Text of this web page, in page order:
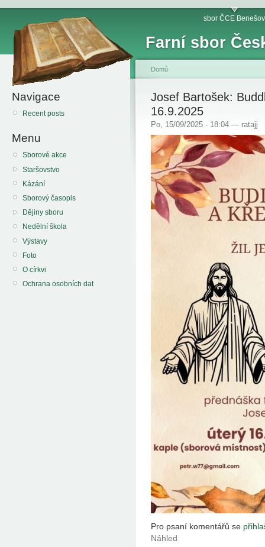
Farní sbor
sbor ČCE Benešov
Navigace
Recent posts
Menu
Sborové akce
Staršovstvo
Kázání
Sborový časopis
Dějiny sboru
Nedělní škola
Výstavy
Foto
O církvi
Ochrana osobních dat
Domů
Josef Bartošek:
16.9.2025
Po, 15/09/2025 - 18:04 — ratajj
Pro psaní komentářů se
Náhled